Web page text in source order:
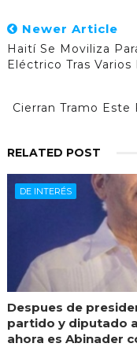
Newer Article
Haití Se Moviliza
Eléctrico Tras
Cierran Tramo Este
RELATED POST
DE INTERÉS
Despues de
partido y diputado
ahora es Abinader